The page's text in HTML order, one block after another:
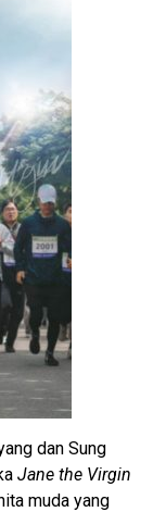
dan Sung
Jane the Virgin
muda yang